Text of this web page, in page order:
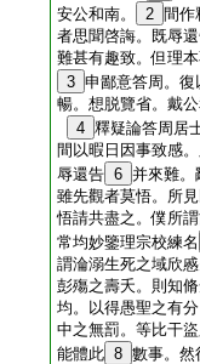
安公和南。
2 間作
者思聞啓誨。既辱
難甚有趣致。但理
3 申鄙意答周。
暢。想脱覽省。戴
4 釋疑論答周居
間以暇日因事致感
辱還告 6 并來難。
雖先觀者莫悟。所
悟請共盡之。僕所
常均妙鑒理宗校練名
謂淪溺生死之域欣
彭殤之壽夭。則知
均。以得愚聖之有
中之無罰。等比干
能體此 8 數事。然